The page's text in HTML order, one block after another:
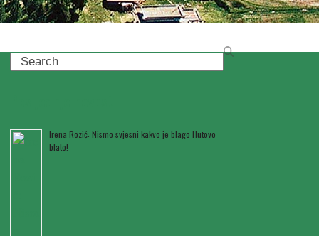
Search
Irena Rozić: Nismo svjesni kakvo je blago Hutovo
blato!